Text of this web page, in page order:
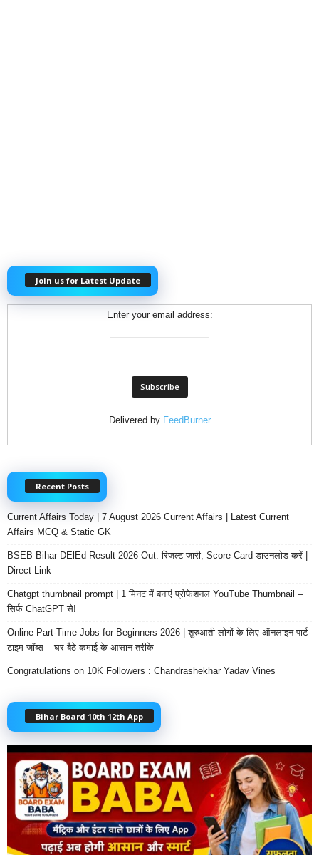
Join us for Latest Update
Enter your email address:
Delivered by FeedBurner
Recent Posts
Current Affairs Today | 7 August 2026 Current Affairs | Latest Current
Affairs MCQ & Static GK
BSEB Bihar DElEd Result 2026 Out: रिजल्ट जारी, Score Card डाउनलोड करें |
Direct Link
Chatgpt thumbnail prompt | 1 मिनट में बनाएं प्रोफेशनल YouTube Thumbnail –
सिर्फ ChatGPT से!
Online Part-Time Jobs for Beginners 2026 | शुरुआती लोगों के लिए ऑनलाइन पार्ट-
टाइम जॉब्स – घर बैठे कमाई के आसान तरीके
Congratulations on 10K Followers : Chandrashekhar Yadav Vines
Bihar Board 10th 12th App